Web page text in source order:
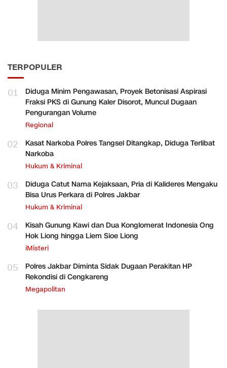
TERPOPULER
01
Diduga Minim Pengawasan, Proyek Betonisasi Aspirasi
Fraksi PKS di Gunung Kaler Disorot, Muncul Dugaan
Pengurangan Volume
Regional
02
Kasat Narkoba Polres Tangsel Ditangkap, Diduga Terlibat
Narkoba
Hukum & Kriminal
03
Diduga Catut Nama Kejaksaan, Pria di Kalideres Mengaku
Bisa Urus Perkara di Polres Jakbar
Hukum & Kriminal
04
Kisah Gunung Kawi dan Dua Konglomerat Indonesia Ong
Hok Liong hingga Liem Sioe Liong
iMisteri
05
Polres Jakbar Diminta Sidak Dugaan Perakitan HP
Rekondisi di Cengkareng
Megapolitan